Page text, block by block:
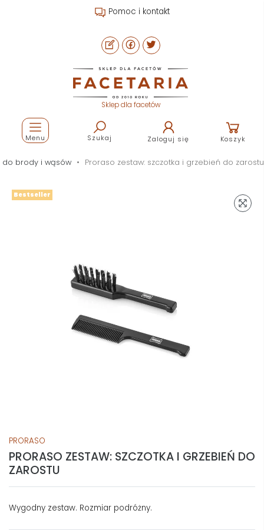
Pomoc i kontakt
Sklep dla facetów
Szukaj Zaloguj się Koszyk
Menu
do brody i wąsów Proraso zestaw: szczotka i grzebień do zarostu
Bestseller
PRORASO
PRORASO ZESTAW: SZCZOTKA I GRZEBIEŃ DO
ZAROSTU
Wygodny zestaw. Rozmiar podróżny.